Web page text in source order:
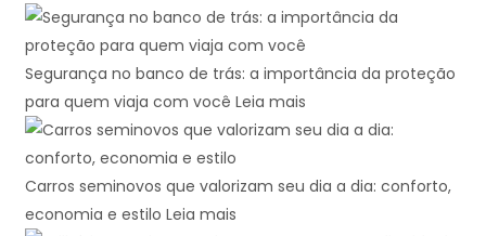
Segurança no banco de trás: a importância da proteção
para quem viaja com você Leia mais
Carros seminovos que valorizam seu dia a dia: conforto,
economia e estilo Leia mais